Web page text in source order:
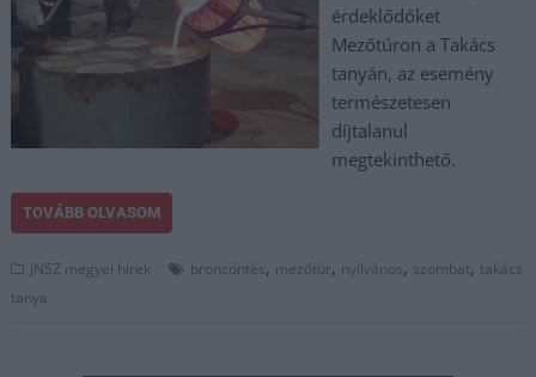
érdeklődőket
Mezőtúron a Takács
tanyán, az esemény
természetesen
díjtalanul
megtekinthető.
TOVÁBB OLVASOM
JNSZ megyei hírek bronzöntés, mezőtúr, nyilvános, szombat, takács
tanya